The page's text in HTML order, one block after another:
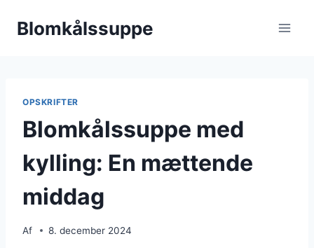
Blomkålssuppe
OPSKRIFTER
Blomkålssuppe med
kylling: En mættende
middag
Af 8. december 2024